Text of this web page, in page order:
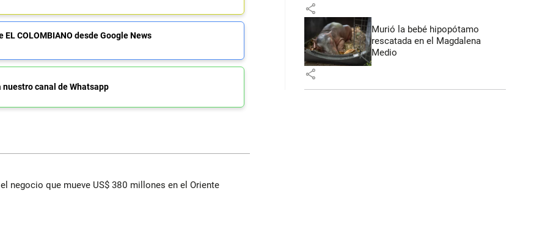
COLOMBIANO desde Google News
nuestro canal de Whatsapp
negocio que mueve US$ 380 millones en el Oriente
share
Murió la bebé hipopótamo
rescatada en el Magdalena
Medio
share